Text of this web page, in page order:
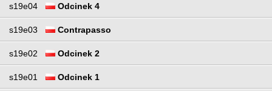
s19e04 Odcinek 4
s19e03 Contrapasso
s19e02 Odcinek 2
s19e01 Odcinek 1